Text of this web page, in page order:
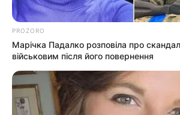
PROZORO
Марічка Падалко розповіла про
військовим після його повернення